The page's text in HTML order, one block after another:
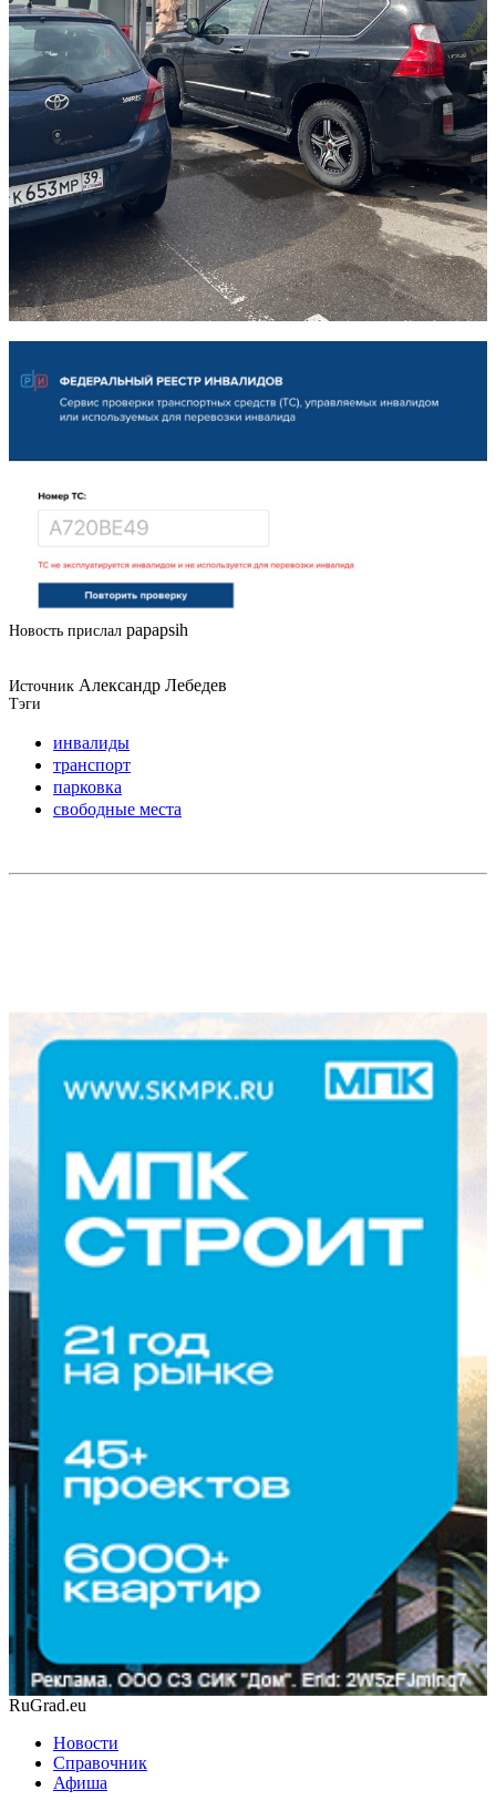
Новость прислал papapsih
Источник Александр Лебедев
Тэги
инвалиды
транспорт
парковка
свободные места
RuGrad.eu
Новости
Справочник
Афиша